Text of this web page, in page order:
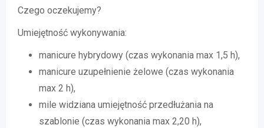
Czego oczekujemy?
Umiejętność wykonywania:
manicure hybrydowy (czas wykonania max 1,5 h),
manicure uzupełnienie żelowe (czas wykonania
max 2 h),
mile widziana umiejętność przedłużania na
szablonie (czas wykonania max 2,20 h),